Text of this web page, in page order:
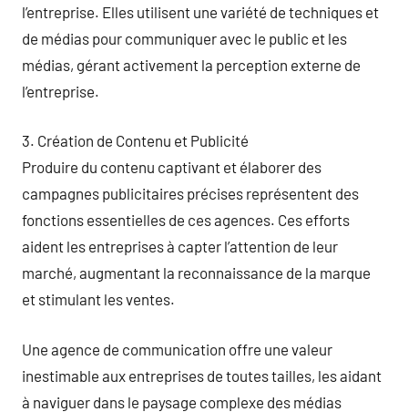
l’entreprise. Elles utilisent une variété de techniques et
de médias pour communiquer avec le public et les
médias, gérant activement la perception externe de
l’entreprise.
3. Création de Contenu et Publicité
Produire du contenu captivant et élaborer des
campagnes publicitaires précises représentent des
fonctions essentielles de ces agences. Ces efforts
aident les entreprises à capter l’attention de leur
marché, augmentant la reconnaissance de la marque
et stimulant les ventes.
Une agence de communication offre une valeur
inestimable aux entreprises de toutes tailles, les aidant
à naviguer dans le paysage complexe des médias